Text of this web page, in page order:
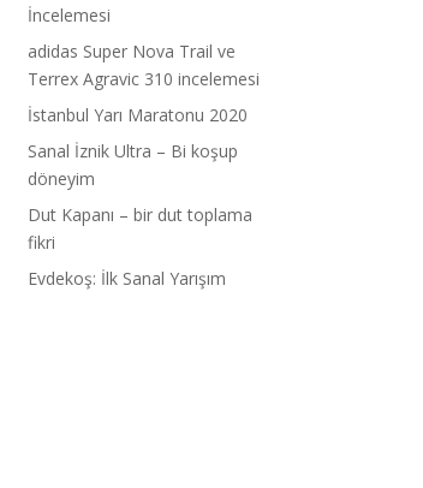
İncelemesi
adidas Super Nova Trail ve
Terrex Agravic 310 incelemesi
İstanbul Yarı Maratonu 2020
Sanal İznik Ultra – Bi koşup
döneyim
Dut Kapanı – bir dut toplama
fikri
Evdekoş: İlk Sanal Yarışım